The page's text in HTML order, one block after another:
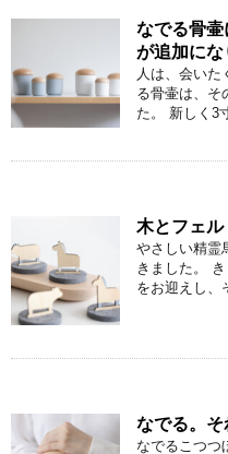
なでる骨
が追加にな
人は、会いた
る骨壷は、そ
た。 新しく3
木とフェル
やさしい精霊
きました。
をお迎えし、
なでる。そ
なでるこつつ